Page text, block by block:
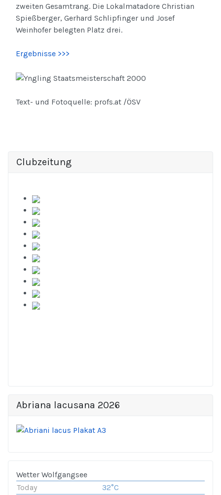
zweiten Gesamtrang. Die Lokalmatadore Christian
Spießberger, Gerhard Schlipfinger und Josef
Weinhofer belegten Platz drei.
Ergebnisse >>>
Text- und Fotoquelle: profs.at /ÖSV
Clubzeitung
Abriana lacusana 2026
Wetter Wolfgangsee
Today
32°C